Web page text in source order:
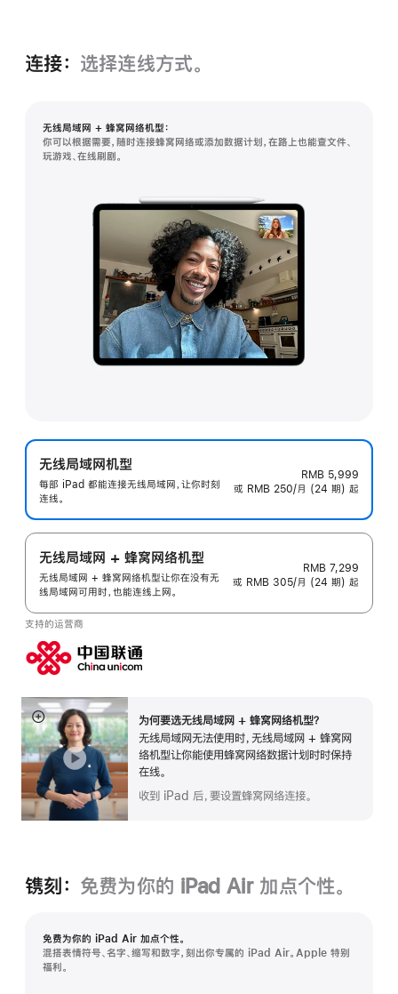
连接： 选择连线方式。
无线局域网 + 蜂窝网络机型：
你可以根据需要，随时连接蜂窝网络或添加数据计划，在路上也能查文件、
玩游戏、在线刷剧。
无线局域网机型
每部 iPad 都能连接无线局域网，让你时刻
连线。
RMB 5,999
或 RMB 250/月 (24 期) 起
无线局域网 + 蜂窝网络机型
无线局域网 + 蜂窝网络机型让你在没有无
线局域网可用时，也能连线上网。
RMB 7,299
或 RMB 305/月 (24 期) 起
支持的运营商
为何要选无线局域网 + 蜂窝网络机型？
无线局域网无法使用时，无线局域网 + 蜂窝网
络机型让你能使用蜂窝网络数据计划时时保持
在线。
收到 iPad 后，要设置蜂窝网络连接。
展
开
镌刻： 免费为你的 iPad Air 加⁠点个性。
免费为你的 iPad Air 加⁠点个性。
混搭表情符号、名字、缩写和数字，刻出你专属的 iPad Air。Apple 特别
福利。